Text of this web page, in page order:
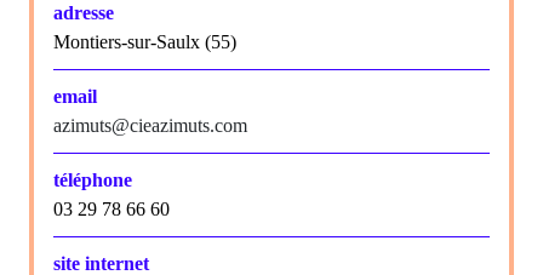
adresse
Montiers-sur-Saulx (55)
email
azimuts@cieazimuts.com
téléphone
03 29 78 66 60
site internet